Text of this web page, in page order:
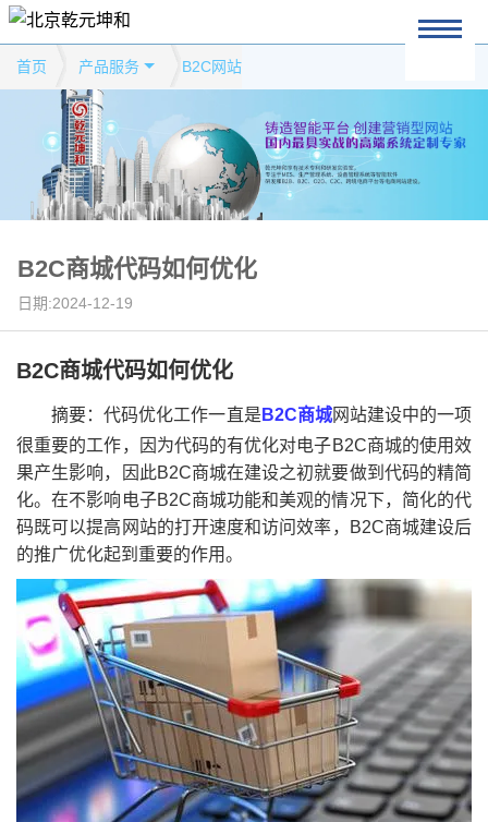
首页 产品服务 B2C网站
B2C商城代码如何优化
日期:2024-12-19
B2C商城代码如何优化
摘要：代码优化工作一直是 B2C商城网站建设中的一项
很重要的工作，因为代码的有优化对电子B2C商城的使用效
果产生影响，因此B2C商城在建设之初就要做到代码的精简
化。在不影响电子B2C商城功能和美观的情况下，简化的代
码既可以提高网站的打开速度和访问效率，B2C商城建设后
的推广优化起到重要的作用。